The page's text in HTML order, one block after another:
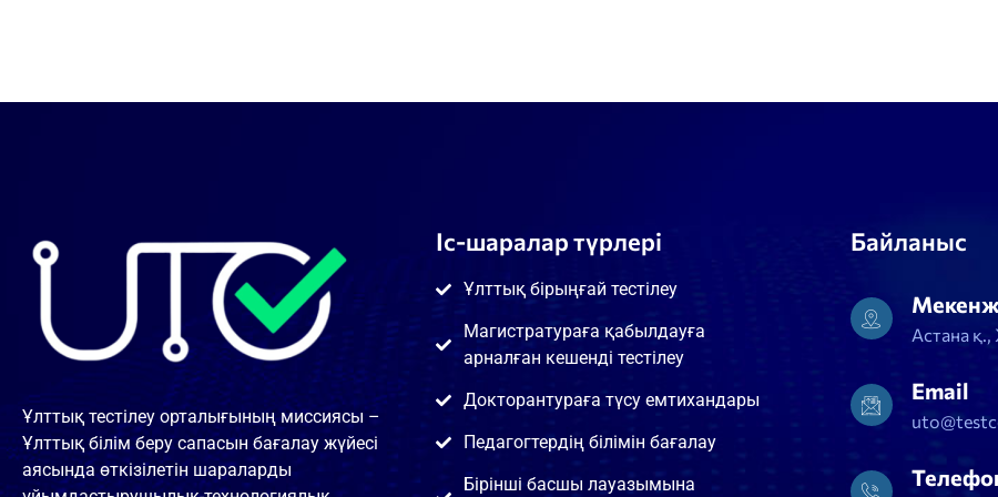
Ұлттық тестілеу орталығының миссиясы –
Ұлттық білім беру сапасын бағалау жүйесі
аясында өткізілетін шараларды
Іс-шаралар түрлері
Ұлттық бірыңғай тестілеу
Магистратураға қабылдауға
арналған кешенді тестілеу
Докторантураға түсу емтихандары
Педагогтердің білімін бағалау
Бірінші басшы лауазымына
Байланыс
Астана
Email